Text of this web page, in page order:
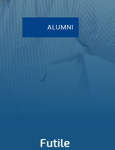
ALUMNI
Futile